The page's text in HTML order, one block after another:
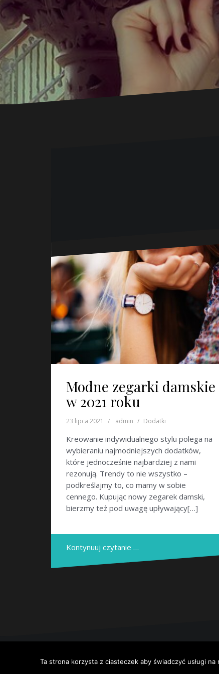
Modne zegarki damskie
w 2021 roku
23 lipca 2021 admin Dodatki
Kreowanie indywidualnego stylu polega na
wybieraniu najmodniejszych dodatków,
które jednocześnie najbardziej z nami
rezonują. Trendy to nie wszystko –
podkreślajmy to, co mamy w sobie
cennego. Kupując nowy zegarek damski,
bierzmy też pod uwagę upływający[…]
Kontynuuj czytanie …
Dumnie wspierane przez WordPressa |
Ta strona korzysta z ciasteczek aby świadczyć usługi